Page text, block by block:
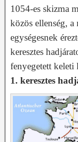
1054-es skizma
közös ellenség,
egységesnek
keresztes
fenyegetett keleti
1. keresztes